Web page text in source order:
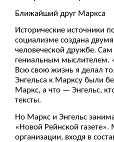
Ближайший друг Маркса
Исторические источники
социализме создана
человеческой дружбе. Сам
гениальным мыслителем.
Всю свою жизнь я делал
Энгельса к Марксу были
Маркс, а что — Энгельс,
тексты.
Но Маркс и Энгельс
«Новой Рейнской
организации, входя в